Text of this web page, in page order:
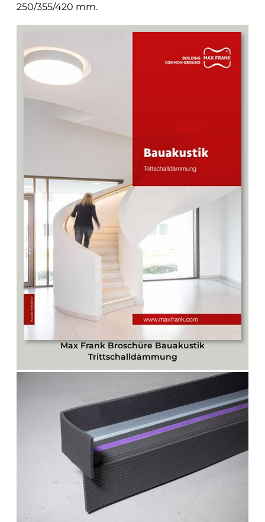
250/355/420 mm.
Max Frank Broschüre Bauakustik
Trittschalldämmung